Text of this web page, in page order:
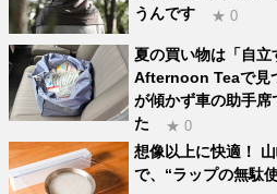
うんです
★ 0
夏の買い物は「自立
Afternoon Teaで見
が傾かず車の助手
た
★ 0
想像以上に快適！
で、“ラップの無駄